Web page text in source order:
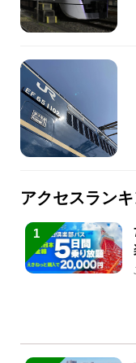
アクセスラン
1